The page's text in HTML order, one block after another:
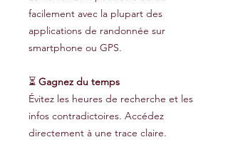
facilement avec la plupart des
applications de randonnée sur
smartphone ou GPS.
⏳ Gagnez du temps
Évitez les heures de recherche et les
infos contradictoires. Accédez
directement à une trace claire.